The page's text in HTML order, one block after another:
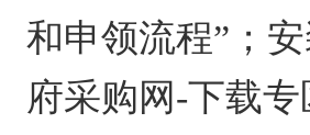
和申领流程”；
府采购网-下载